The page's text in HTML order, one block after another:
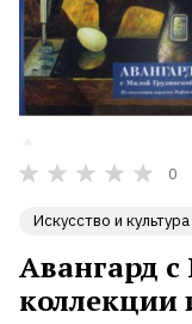
0
Искусство и культура
Авангард
коллекции